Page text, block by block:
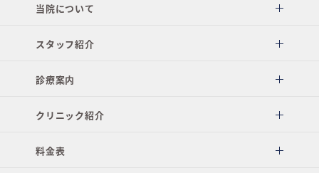
当院について
スタッフ紹介
診療案内
クリニック紹介
料金表